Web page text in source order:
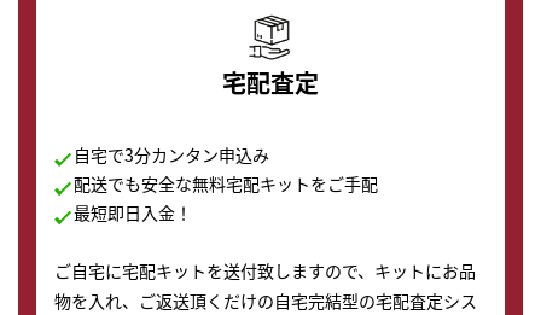
宅配査定
自宅で3分カンタン申込み
配送でも安全な無料宅配キットをご手配
最短即日入金！
ご自宅に宅配キットを送付致しますので、キットにお品
物を入れ、ご返送頂くだけの自宅完結型の宅配査定シス